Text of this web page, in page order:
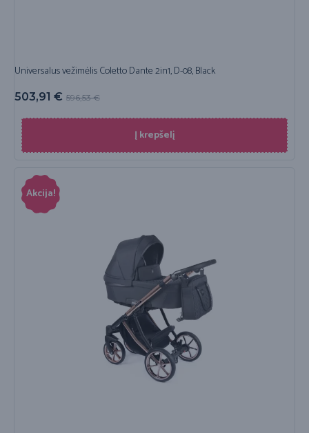
Universalus vežimėlis Coletto Dante 2in1, D-08, Black
596,53€
503,91 €
Į krepšelį
Akcija!